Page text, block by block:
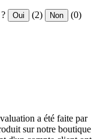
Oui (2) Non (0)
a été faite par
sur notre boutique